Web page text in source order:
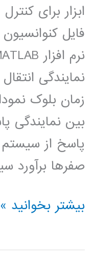
ابزار برای
فایل
نمایندگی
بین نمایندگی
پاسخ از سیستم
صفرها برآورد
سیستم
کنترل
بیشتر بخوانید »